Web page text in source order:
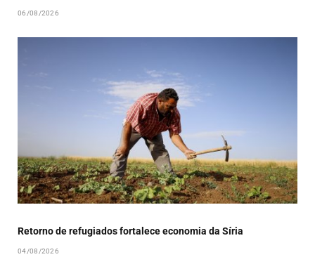
06/08/2026
Retorno de refugiados fortalece economia da Síria
04/08/2026